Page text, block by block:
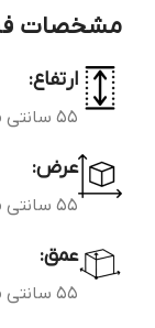
مشخصات
ارتفاع:
55 سانتی متر
عرض:
55 سانتی متر
عمق:
55 سانتی متر